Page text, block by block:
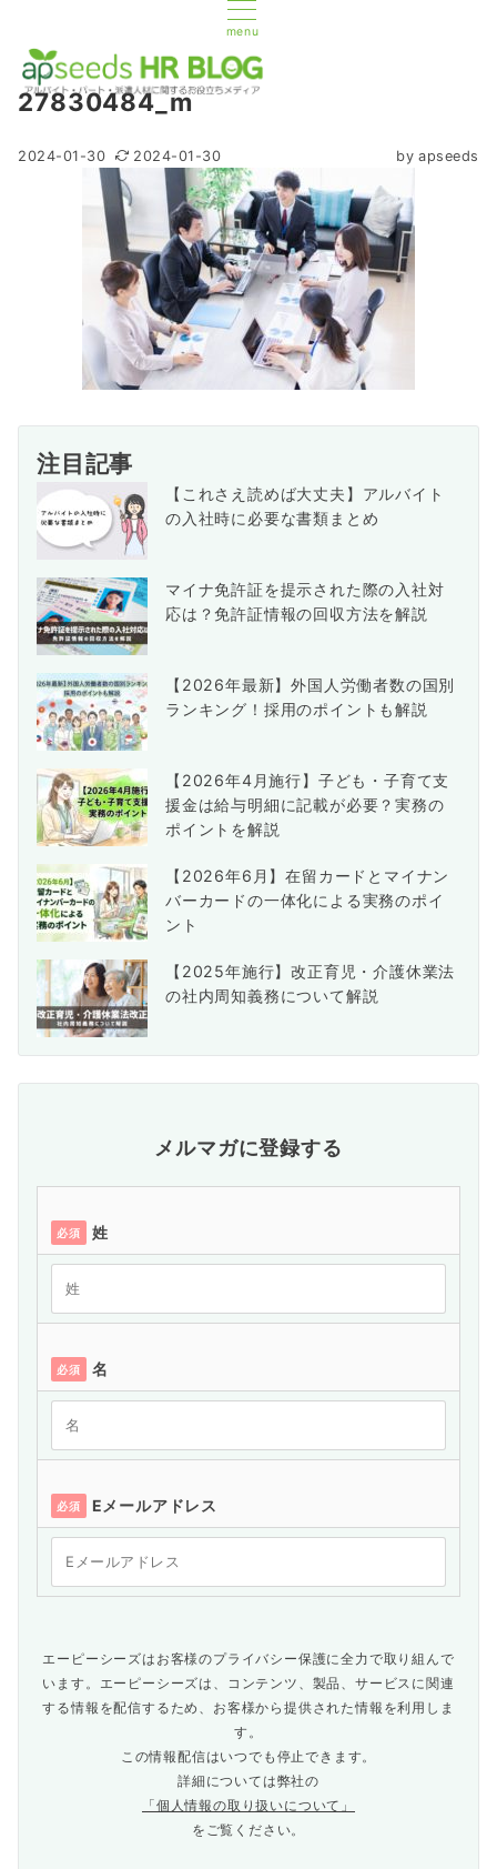
menu
27830484_m
2024-01-30 2024-01-30 by apseeds
注目記事
【これさえ読めば大丈夫】アルバイト
の入社時に必要な書類まとめ
マイナ免許証を提示された際の入社対
応は？免許証情報の回収方法を解説
【2026年最新】外国人労働者数の国別
ランキング！採用のポイントも解説
【2026年4月施行】子ども・子育て支
援金は給与明細に記載が必要？実務の
ポイントを解説
【2026年6月】在留カードとマイナン
バーカードの一体化による実務のポイ
ント
【2025年施行】改正育児・介護休業法
の社内周知義務について解説
メルマガに登録する
必須 姓
必須 名
必須 Eメールアドレス
エーピーシーズはお客様のプライバシー保護に全力で取り組んで
います。エーピーシーズは、コンテンツ、製品、サービスに関連
する情報を配信するため、お客様から提供された情報を利用しま
す。
この情報配信はいつでも停止できます。
詳細については弊社の
「個人情報の取り扱いについて」
をご覧ください。